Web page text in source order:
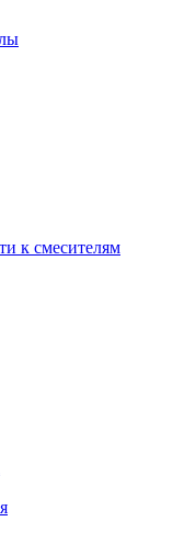
к смесителям